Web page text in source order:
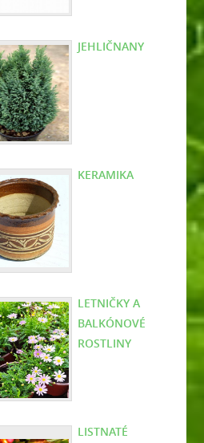
JEHLIČNANY
KERAMIKA
LETNIČKY A
BALKÓNOVÉ
ROSTLINY
LISTNATÉ